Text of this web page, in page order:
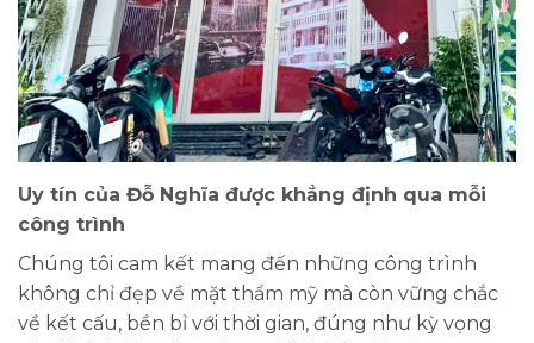
Uy tín của Đỗ Nghĩa được khẳng định qua mỗi
công trình
Chúng tôi cam kết mang đến những công trình
không chỉ đẹp về mặt thẩm mỹ mà còn vững chắc
về kết cấu, bền bỉ với thời gian, đúng như kỳ vọng